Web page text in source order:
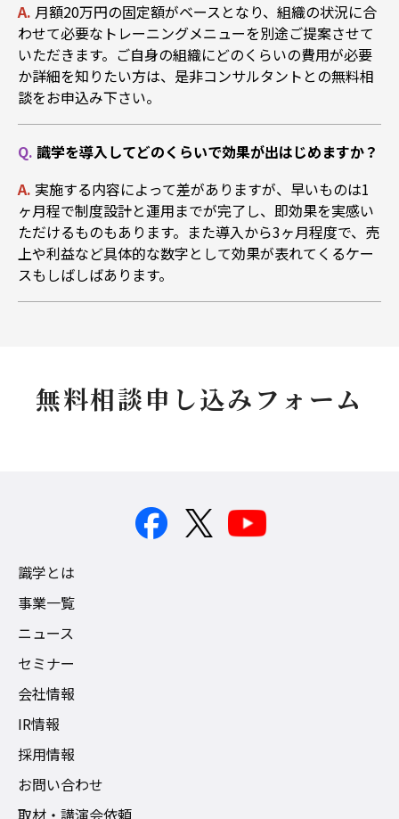
A. 月額20万円の固定額がベースとなり、組織の状況に合
わせて必要なトレーニングメニューを別途ご提案させて
いただきます。ご自身の組織にどのくらいの費用が必要
か詳細を知りたい方は、是非コンサルタントとの無料相
談をお申込み下さい。
Q. 識学を導入してどのくらいで効果が出はじめますか？
A. 実施する内容によって差がありますが、早いものは1
ヶ月程で制度設計と運用までが完了し、即効果を実感い
ただけるものもあります。また導入から3ヶ月程度で、売
上や利益など具体的な数字として効果が表れてくるケー
スもしばしばあります。
無料相談申し込みフォーム
識学とは
事業一覧
ニュース
セミナー
会社情報
IR情報
採用情報
お問い合わせ